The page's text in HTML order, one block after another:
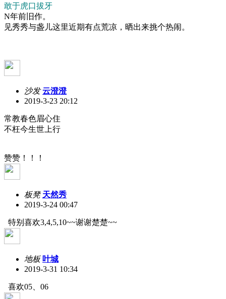
敢于虎口拔牙
N年前旧作。
见秀秀与盏儿这里近期有点荒凉，晒出来挑个热闹。
沙发 云澄澄
2019-3-23 20:12
常教春色眉心住
不枉今生世上行
赞赞！！！
板凳 天然秀
2019-3-24 00:47
特别喜欢3,4,5,10~~谢谢楚楚~~
地板 叶城
2019-3-31 10:34
喜欢05、06